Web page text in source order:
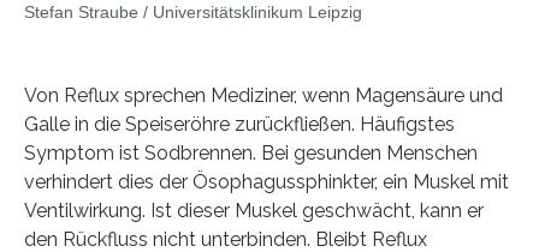
Stefan Straube / Universitätsklinikum Leipzig
Von Reflux sprechen Mediziner, wenn Magensäure und
Galle in die Speiseröhre zurückfließen. Häufigstes
Symptom ist Sodbrennen. Bei gesunden Menschen
verhindert dies der Ösophagussphinkter, ein Muskel mit
Ventilwirkung. Ist dieser Muskel geschwächt, kann er
den Rückfluss nicht unterbinden. Bleibt Reflux